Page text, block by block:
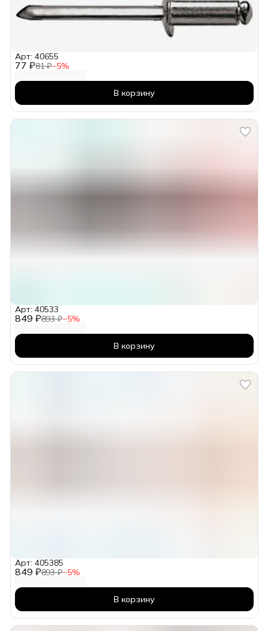
77 ₽81 ₽−5%
Арт: 40655
В корзину
849 ₽893 ₽−5%
Арт: 40533
В корзину
849 ₽893 ₽−5%
Арт: 405385
В корзину